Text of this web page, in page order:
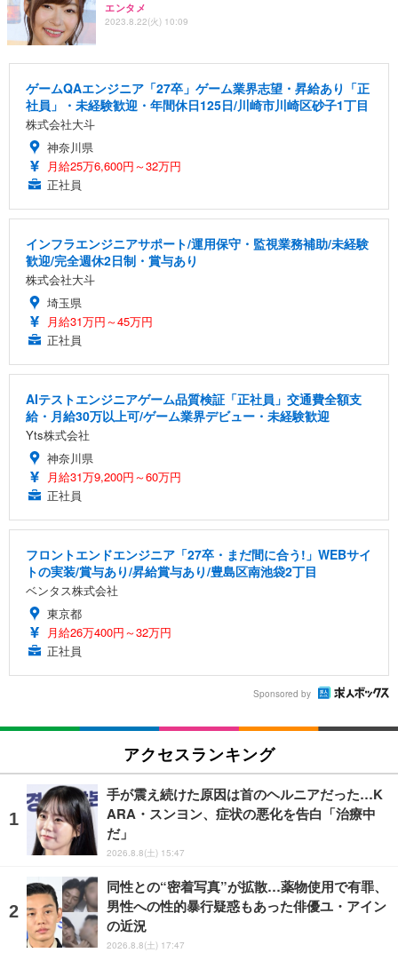
エンタメ
2023.8.22(火) 10:09
ゲームQAエンジニア「27卒」ゲーム業界志望・昇給あり「正
社員」・未経験歓迎・年間休日125日/川崎市川崎区砂子1丁目
株式会社大斗
神奈川県
月給25万6,600円～32万円
正社員
インフラエンジニアサポート/運用保守・監視業務補助/未経験
歓迎/完全週休2日制・賞与あり
株式会社大斗
埼玉県
月給31万円～45万円
正社員
AIテストエンジニアゲーム品質検証「正社員」交通費全額支
給・月給30万以上可/ゲーム業界デビュー・未経験歓迎
Yts株式会社
神奈川県
月給31万9,200円～60万円
正社員
フロントエンドエンジニア「27卒・まだ間に合う!」WEBサイ
トの実装/賞与あり/昇給賞与あり/豊島区南池袋2丁目
ベンタス株式会社
東京都
月給26万400円～32万円
正社員
Sponsored by
アクセスランキング
手が震え続けた原因は首のヘルニアだった…K
ARA・スンヨン、症状の悪化を告白「治療中
だ」
2026.8.8(土) 15:47
同性との“密着写真”が拡散…薬物使用で有罪、
男性への性的暴行疑惑もあった俳優ユ・アイン
の近況
2026.8.8(土) 17:47